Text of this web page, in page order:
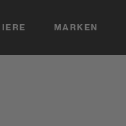
MARKEN